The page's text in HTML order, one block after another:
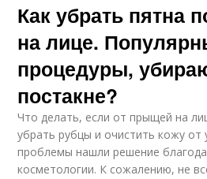
Как убрать пятна
на лице.
процедуры,
постакне?
Что делать, если от прыщей на
убрать рубцы и очистить кожу от
проблемы нашли решение
косметологии. К сожалению, не